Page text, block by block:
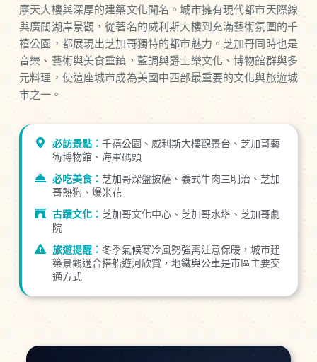
摩天大樓與深厚的建築文化聞名。城市擁有現代都市天際線
與廣闊湖岸景觀，從著名的威利斯大樓到充滿藝術氛圍的千
禧公園，都展現出芝加哥獨特的都市魅力。芝加哥同時也是
音樂、藝術與美食重鎮，藍調與爵士樂文化、博物館群與多
元料理，使這座城市成為美國中西部最重要的文化與旅遊城
市之一。
必訪景點：千禧公園、威利斯大樓觀景台、芝加哥藝
術博物館、海軍碼頭
必吃美食：芝加哥深盤披薩、義式牛肉三明治、芝加
哥熱狗、爆米花
古蹟文化：芝加哥文化中心、芝加哥水塔、芝加哥劇
院
旅遊提醒：冬季氣候寒冷風勢強需注意保暖，城市建
築景觀適合搭船遊河欣賞，地鐵與公車是市區主要交
通方式